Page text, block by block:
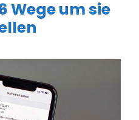
Wege um sie